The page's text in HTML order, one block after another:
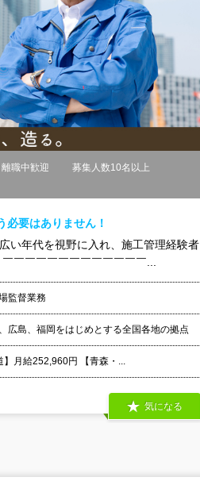
離職中歓迎
募集人数10名以上
要はありません！
い年代を視野に入れ、施工管理経験者
￣￣￣￣￣￣￣￣￣￣￣￣...
監督業務
広島、福岡をはじめとする全国各地の拠点
月給252,960円 【青森・...
気になる